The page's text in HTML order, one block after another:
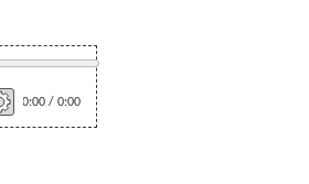
0:00 / 0:00